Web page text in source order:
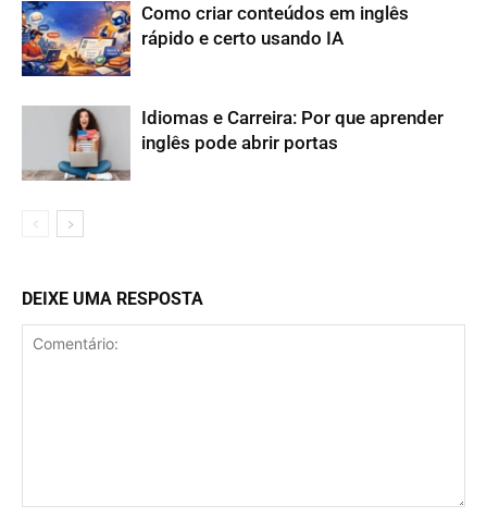
Como criar conteúdos em inglês
rápido e certo usando IA
Idiomas e Carreira: Por que aprender
inglês pode abrir portas
DEIXE UMA RESPOSTA